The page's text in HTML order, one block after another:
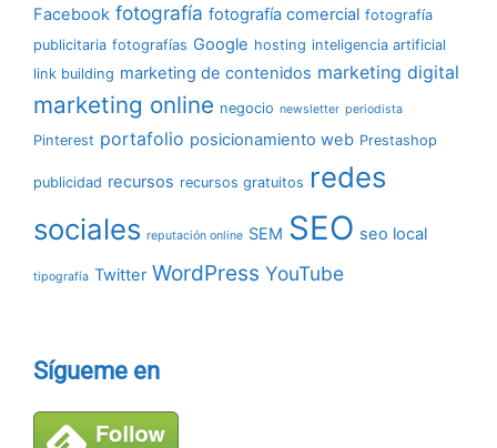
Facebook fotografía fotografía comercial fotografía
publicitaria fotografías Google hosting inteligencia artificial
link building marketing de contenidos marketing digital
marketing online negocio newsletter periodista
Pinterest portafolio posicionamiento web Prestashop
publicidad recursos recursos gratuitos redes
sociales reputación online SEM SEO seo local
tipografía Twitter WordPress YouTube
Sígueme en